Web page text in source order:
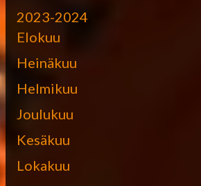
2023-2024
Elokuu
Heinäkuu
Helmikuu
Joulukuu
Kesäkuu
Lokakuu